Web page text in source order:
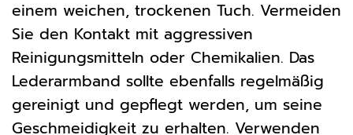
einem weichen, trockenen Tuch. Vermeiden
Sie den Kontakt mit aggressiven
Reinigungsmitteln oder Chemikalien. Das
Lederarmband sollte ebenfalls regelmäßig
gereinigt und gepflegt werden, um seine
Geschmeidigkeit zu erhalten. Verwenden